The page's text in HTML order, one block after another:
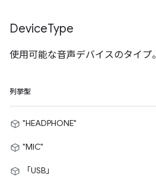
DeviceType
使用可能な音声デバイスのタイプ。
列挙型
"HEADPHONE"
"MIC"
「USB」